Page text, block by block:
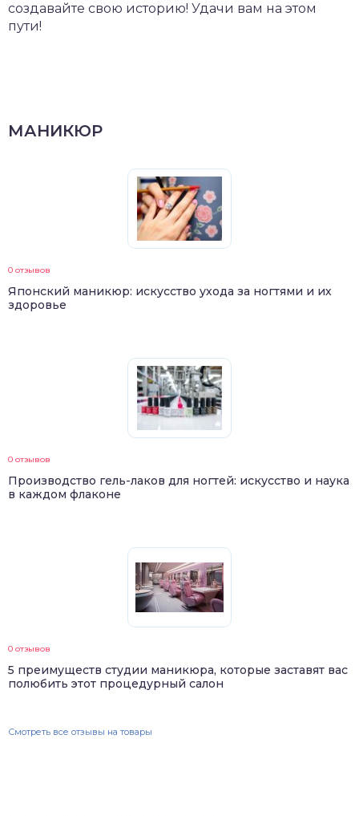
создавайте свою историю! Удачи вам на этом
пути!
МАНИКЮР
0 отзывов
Японский маникюр: искусство ухода за ногтями и их
здоровье
0 отзывов
Производство гель-лаков для ногтей: искусство и наука
в каждом флаконе
0 отзывов
5 преимуществ студии маникюра, которые заставят вас
полюбить этот процедурный салон
Смотреть все отзывы на товары